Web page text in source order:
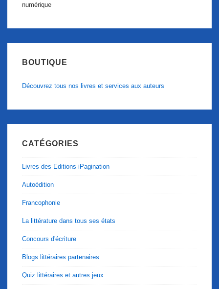
numérique
BOUTIQUE
Découvrez tous nos livres et services aux auteurs
CATÉGORIES
Livres des Editions iPagination
Autoédition
Francophonie
La littérature dans tous ses états
Concours d'écriture
Blogs littéraires partenaires
Quiz littéraires et autres jeux